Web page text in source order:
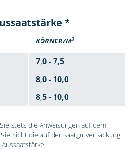
*
KÖRNER/M2
7,0 - 7,5
8,0 - 10,0
8,5 - 10,0
stets die Anweisungen auf dem
nicht die auf der Saatgutverpackung